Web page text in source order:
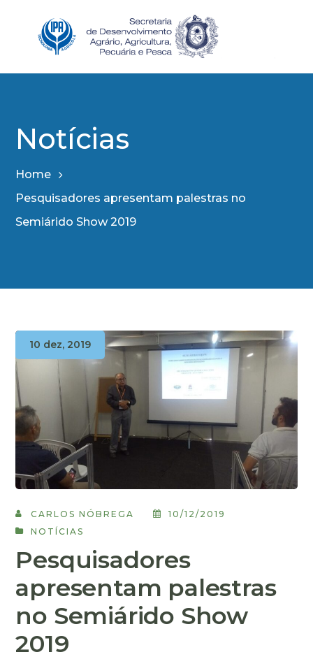
Notícias
Home
Pesquisadores apresentam palestras no
Semiárido Show 2019
10 dez, 2019
CARLOS NÓBREGA
10/12/2019
NOTÍCIAS
Pesquisadores
apresentam palestras
no Semiárido Show
2019